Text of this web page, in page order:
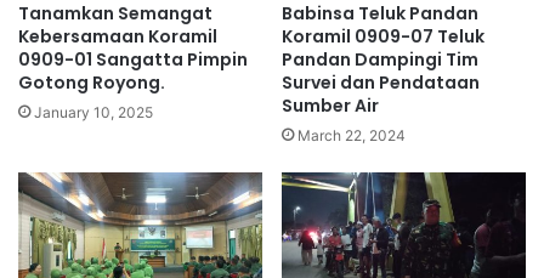
Tanamkan Semangat
Kebersamaan Koramil
0909-01 Sangatta Pimpin
Gotong Royong.
January 10, 2025
Babinsa Teluk Pandan
Koramil 0909-07 Teluk
Pandan Dampingi Tim
Survei dan Pendataan
Sumber Air
March 22, 2024